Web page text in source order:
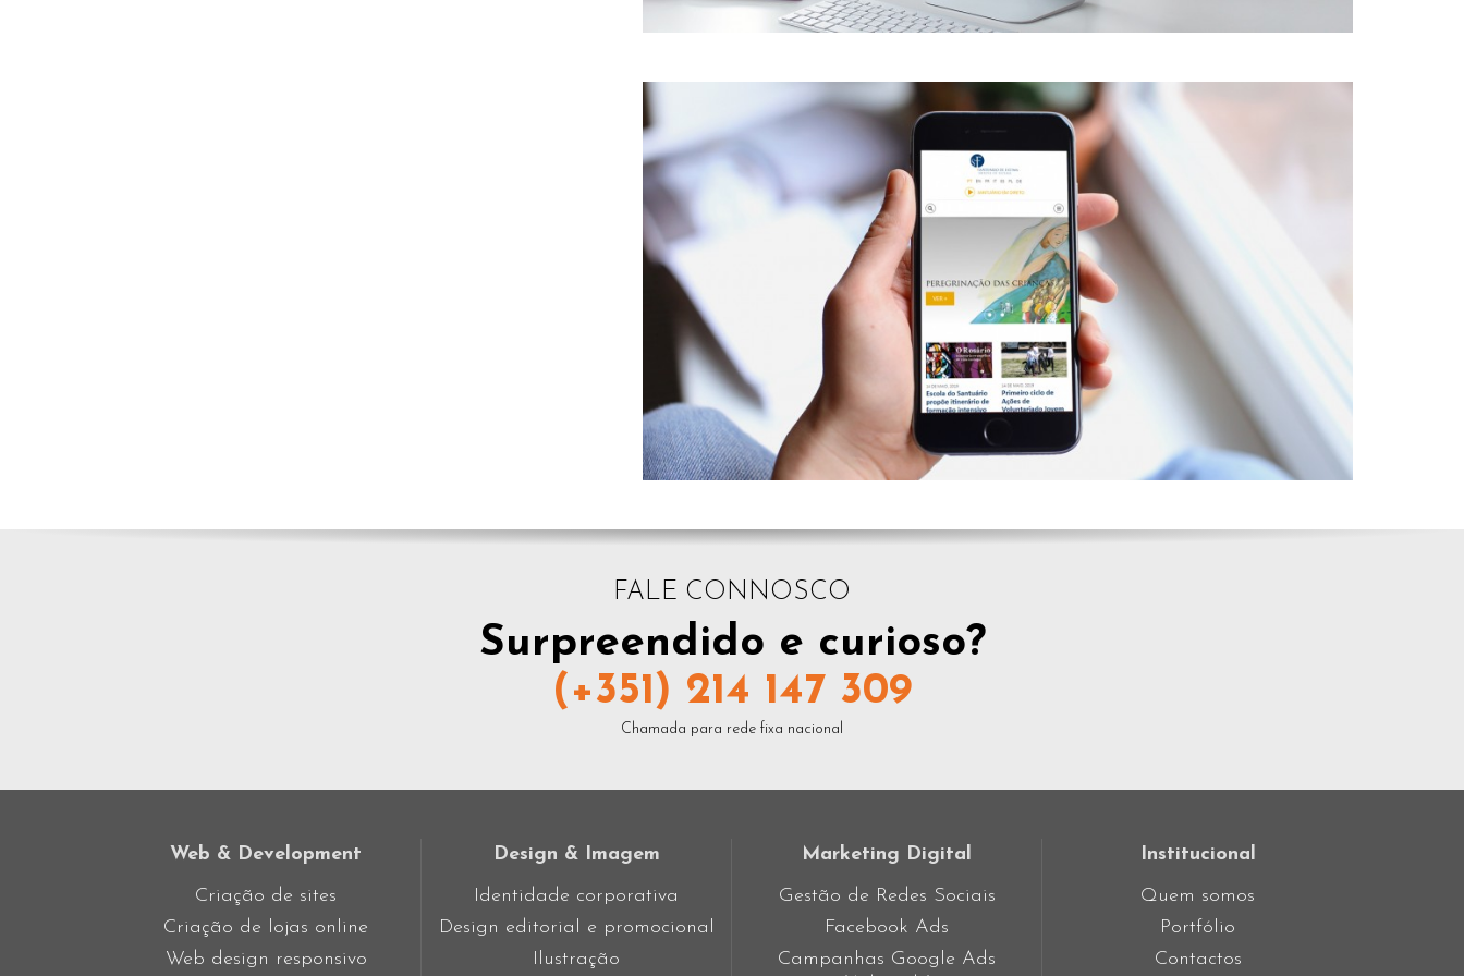
FALE CONNOSCO
Surpreendido e curioso?
(+351) 214 147 309
Chamada para rede fixa nacional
Web & Development
Criação de sites
Criação de lojas online
Web design responsivo
Design & Imagem
Identidade corporativa
Design editorial e promocional
Ilustração
Marketing Digital
Gestão de Redes Sociais
Facebook Ads
Campanhas Google Ads
Institucional
Quem somos
Portfólio
Contactos